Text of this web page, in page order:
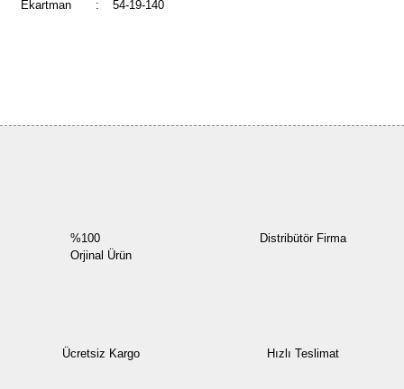
Ekartman : 54-19-140
%100
Orjinal Ürün
Distribütör Firma
Ücretsiz Kargo Hızlı Teslimat